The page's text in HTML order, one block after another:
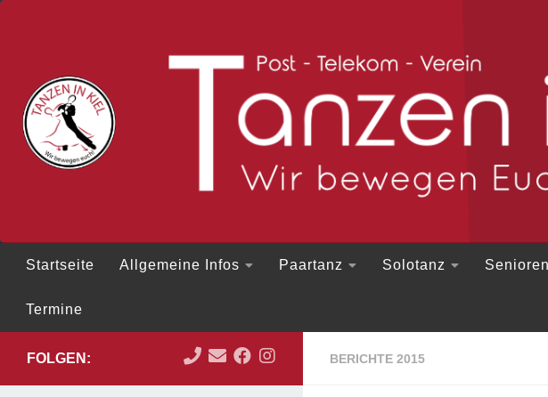
Startseite Allgemeine Infos Paartanz Solotanz
Termine
BERICHTE 2015
FOLGEN: